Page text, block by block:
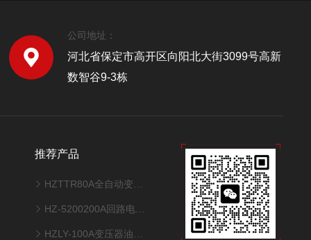
公司地址：
河北省保定市高开区向阳北大街3099号高新
数智谷9-3栋
推荐产品
HZTTR80A全自动变压器变比测试仪
HZ-5200200A回路电阻测试仪
HZLY-100A变压器油真空多功能滤油机